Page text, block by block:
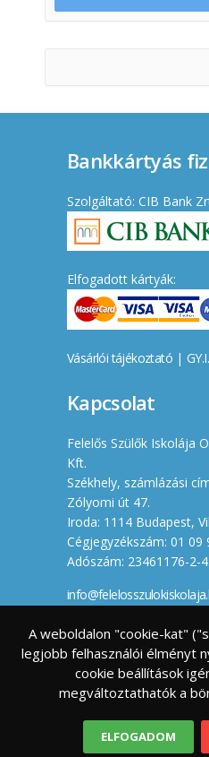
Bankkártyás
Szolgáltató: CIB Bank
Elfogadott kártyák:
Vásárlói tájékoztató |
Kapcsolat
Felelős Szülők Iskolája
Kft.
Székhely, számlázási
Zólyomi út 47.
Iroda: 1114 Budapest,
Cégjegyzékszám: 01 09
Adószám: 23461176-2-
A weboldalon "cookie-kat"
legjobb felhasználói élményt
cookie beállítások
megváltoztathatók a
ELFOGADOM